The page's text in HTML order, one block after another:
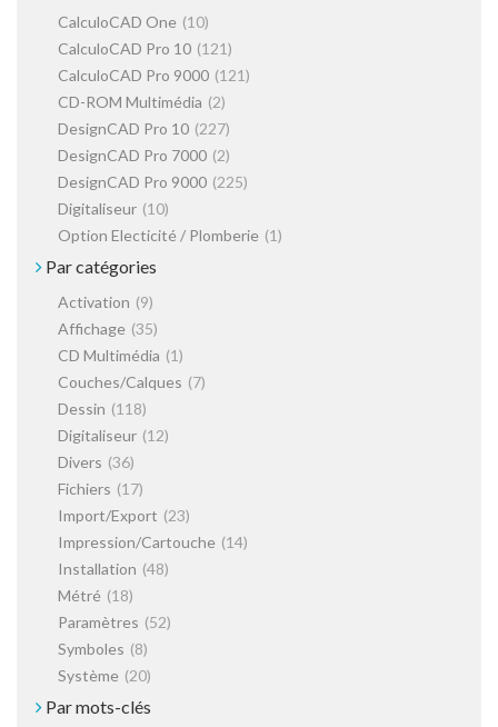
CalculoCAD One (10)
CalculoCAD Pro 10 (121)
CalculoCAD Pro 9000 (121)
CD-ROM Multimédia (2)
DesignCAD Pro 10 (227)
DesignCAD Pro 7000 (2)
DesignCAD Pro 9000 (225)
Digitaliseur (10)
Option Electicité / Plomberie (1)
Par catégories
Activation (9)
Affichage (35)
CD Multimédia (1)
Couches/Calques (7)
Dessin (118)
Digitaliseur (12)
Divers (36)
Fichiers (17)
Import/Export (23)
Impression/Cartouche (14)
Installation (48)
Métré (18)
Paramètres (52)
Symboles (8)
Système (20)
Par mots-clés